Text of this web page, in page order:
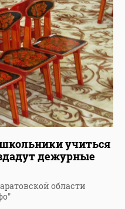
учиться
дежурные
области